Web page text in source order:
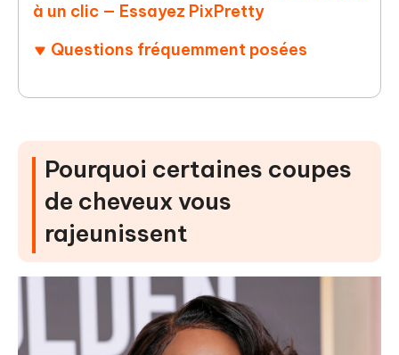
à un clic — Essayez PixPretty
Questions fréquemment posées
Pourquoi certaines coupes
de cheveux vous
rajeunissent